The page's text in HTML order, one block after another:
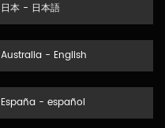
日本 - 日本語
Australia - English
España - español